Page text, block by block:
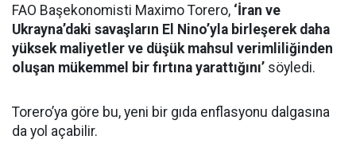
FAO Başekonomisti Maximo Torero, ‘İran ve
Ukrayna’daki savaşların El Nino’yla birleşerek daha
yüksek maliyetler ve düşük mahsul verimliliğinden
oluşan mükemmel bir fırtına yarattığını’ söyledi.
Torero’ya göre bu, yeni bir gıda enflasyonu dalgasına
da yol açabilir.